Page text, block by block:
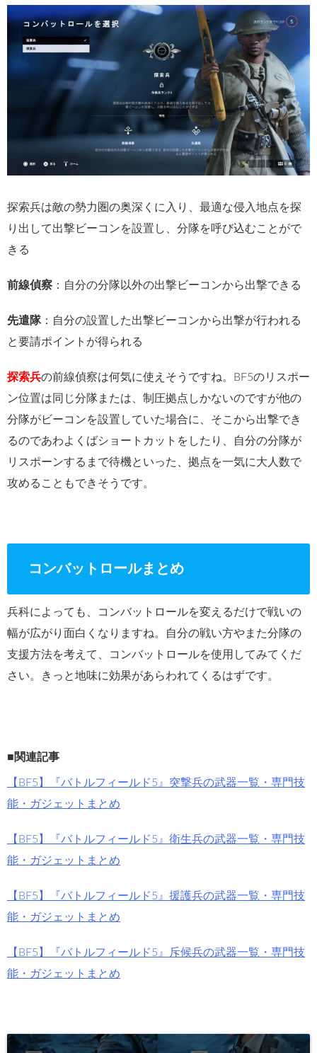
探索兵は敵の勢力圏の奥深くに入り、最適な侵入地点を探
り出して出撃ビーコンを設置し、分隊を呼び込むことがで
きる
前線偵察 ：自分の分隊以外の出撃ビーコンから出撃できる
先遣隊：自分の設置した出撃ビーコンから出撃が行われる
と要請ポイントが得られる
探索兵の前線偵察は何気に使えそうですね。BF5のリスポー
ン位置は同じ分隊または、制圧拠点しかないのですが他の
分隊がビーコンを設置していた場合に、そこから出撃でき
るのであわよくばショートカットをしたり、自分の分隊が
リスポーンするまで待機といった、拠点を一気に大人数で
攻めることもできそうです。
コンバットロールまとめ
兵科によっても、コンバットロールを変えるだけで戦いの
幅が広がり面白くなりますね。自分の戦い方やまた分隊の
支援方法を考えて、コンバットロールを使用してみてくだ
さい。きっと地味に効果があらわれてくるはずです。
■関連記事
【BF5】『バトルフィールド5』突撃兵の武器一覧・専門技
能・ガジェットまとめ
【BF5】『バトルフィールド5』衛生兵の武器一覧・専門技
能・ガジェットまとめ
【BF5】『バトルフィールド5』援護兵の武器一覧・専門技
能・ガジェットまとめ
【BF5】『バトルフィールド5』斥候兵の武器一覧・専門技
能・ガジェットまとめ